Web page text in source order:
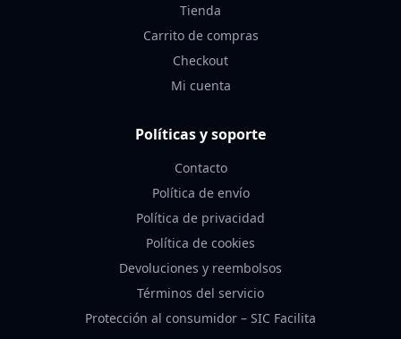
Tienda
Carrito de compras
Checkout
Mi cuenta
Políticas y soporte
Contacto
Política de envío
Política de privacidad
Política de cookies
Devoluciones y reembolsos
Términos del servicio
Protección al consumidor – SIC Facilita